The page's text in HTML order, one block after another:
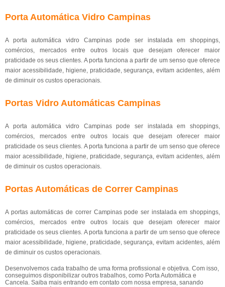
Porta Automática Vidro Campinas
A porta automática vidro Campinas pode ser instalada em shoppings,
comércios, mercados entre outros locais que desejam oferecer maior
praticidade os seus clientes. A porta funciona a partir de um senso que oferece
maior acessibilidade, higiene, praticidade, segurança, evitam acidentes, além
de diminuir os custos operacionais.
Portas Vidro Automáticas Campinas
A porta automática vidro Campinas pode ser instalada em shoppings,
comércios, mercados entre outros locais que desejam oferecer maior
praticidade os seus clientes. A porta funciona a partir de um senso que oferece
maior acessibilidade, higiene, praticidade, segurança, evitam acidentes, além
de diminuir os custos operacionais.
Portas Automáticas de Correr Campinas
A portas automáticas de correr Campinas pode ser instalada em shoppings,
comércios, mercados entre outros locais que desejam oferecer maior
praticidade os seus clientes. A porta funciona a partir de um senso que oferece
maior acessibilidade, higiene, praticidade, segurança, evitam acidentes, além
de diminuir os custos operacionais.
Desenvolvemos cada trabalho de uma forma profissional e objetiva. Com isso,
conseguimos disponibilizar outros trabalhos, como Porta Automática e
Cancela. Saiba mais entrando em contato com nossa empresa, sanando